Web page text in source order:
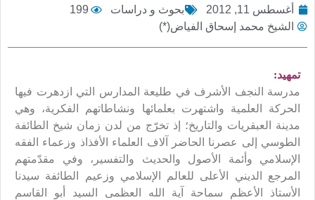
أغسطس 11, 2012 بحوث و دراسات
199
الشيخ محمد إسحاق الفياض(*)
تمهيد:
مدرسة النجف الأشرف في طليعة المدارس التي ازدهرت فيها
الحركة العلمية واشتهرت بعلمائها ونشاطاتهم الفكرية، وهي
مدينة العبقريات والتاريخ؛ إذ تخرّج من لدن زمان شيخ الطائفة
الطوسي إلى عصرنا الحاضر آلاف العلماء الأفذاذ وزعماء الفقه
الإسلامي وأئمة الأصول والحديث والتفسير، وفي مقدّمتهم
المرجع الديني الأعلى للعالم الإسلامي وزعيم الطائفة سيدنا
الأستاذ الأعظم سماحة آية الله العظمى السيد أبو القاسم